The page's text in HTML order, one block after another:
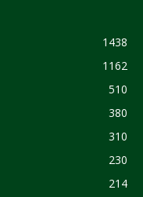
1438
1162
510
380
310
230
214